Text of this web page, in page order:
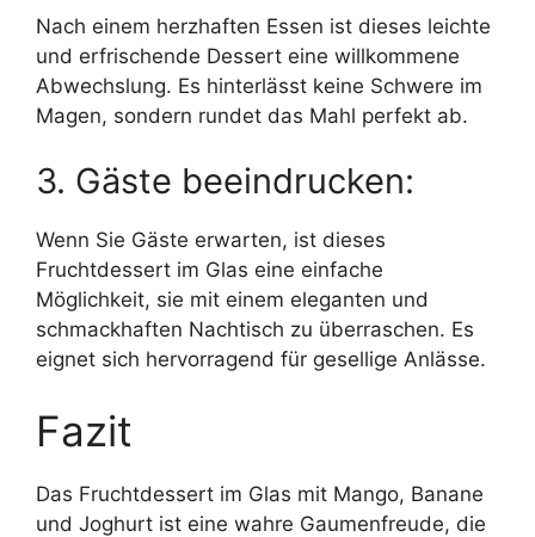
Nach einem herzhaften Essen ist dieses leichte
und erfrischende Dessert eine willkommene
Abwechslung. Es hinterlässt keine Schwere im
Magen, sondern rundet das Mahl perfekt ab.
3. Gäste beeindrucken:
Wenn Sie Gäste erwarten, ist dieses
Fruchtdessert im Glas eine einfache
Möglichkeit, sie mit einem eleganten und
schmackhaften Nachtisch zu überraschen. Es
eignet sich hervorragend für gesellige Anlässe.
Fazit
Das Fruchtdessert im Glas mit Mango, Banane
und Joghurt ist eine wahre Gaumenfreude, die